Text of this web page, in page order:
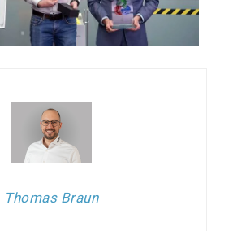
Thomas Braun